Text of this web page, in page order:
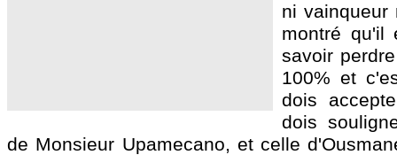
ni vainqueur
montré qu'il
savoir
100% et
dois
dois
de Monsieur Upamecano, et celle